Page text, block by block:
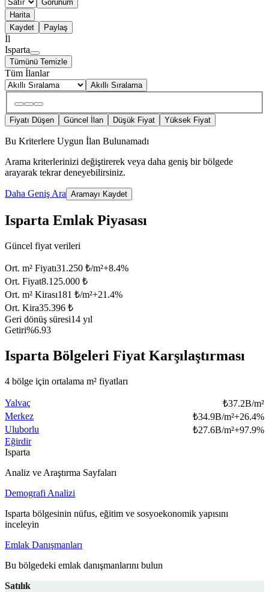
Görünüm
Harita
Kaydet
Paylaş
İl
Isparta
Tümünü Temizle
Tüm İlanlar
Akıllı Sıralama
Fiyatı Düşen Güncel İlan Düşük Fiyat Yüksek Fiyat
Bu Kriterlere Uygun İlan Bulunamadı
Arama kriterlerinizi değiştirerek veya daha geniş bir bölgede
arayarak tekrar deneyebilirsiniz.
Daha Geniş Ara Aramayı Kaydet
Isparta Emlak Piyasası
Güncel fiyat verileri
Ort. m² Fiyatı31.250 ₺/m²+8.4%
Ort. Fiyat8.125.000 ₺
Ort. m² Kirası181 ₺/m²+21.4%
Ort. Kira35.396 ₺
Geri dönüş süresi14 yıl
Getiri%6.93
Isparta Bölgeleri Fiyat Karşılaştırması
4 bölge için ortalama m² fiyatları
Yalvaç ₺37.2B/m²
Merkez
₺34.9B/m²+26.4%
Uluborlu
₺27.6B/m²+97.9%
Eğirdir
Isparta
Analiz ve Araştırma Sayfaları
Demografi Analizi
Isparta bölgesinin nüfus, eğitim ve sosyoekonomik yapısını
inceleyin
Emlak Danışmanları
Bu bölgedeki emlak danışmanlarını bulun
Satılık